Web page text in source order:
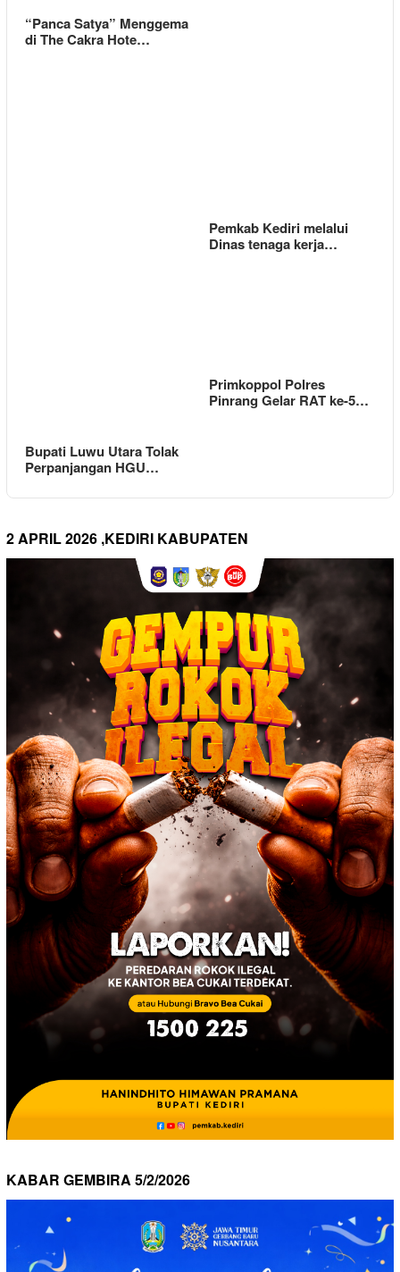
“Panca Satya” Menggema
di The Cakra Hote…
Pemkab Kediri melalui
Dinas tenaga kerja…
Bupati Luwu Utara Tolak
Perpanjangan HGU…
Primkoppol Polres
Pinrang Gelar RAT ke-5…
2 APRIL 2026 ,KEDIRI KABUPATEN
KABAR GEMBIRA 5/2/2026